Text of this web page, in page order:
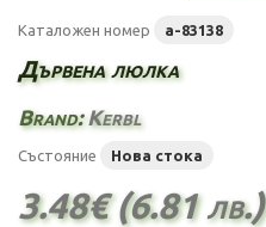
Каталожен номер a-83138
Дървена люлка
Brand:Kerbl
Състояние Нова стока
3.48€ (6.81 лв.)